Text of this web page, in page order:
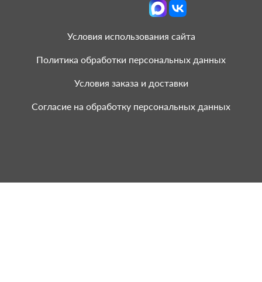
Условия использования сайта
Политика обработки персональных данных
Условия заказа и доставки
Согласие на обработку персональных данных